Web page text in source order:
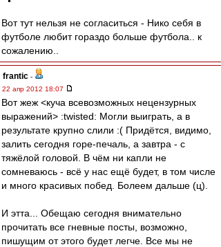
Вот тут нельзя не согласиться - Нико себя в
футболе любит гораздо больше футбола.. к
сожалению..
frantic -
22 апр 2012 18:07
Вот жеж <куча всевозможных нецензурных
выражений> :twisted: Могли выиграть, а в
результате крупно слили :( Придётся, видимо,
залить сегодня горе-печаль, а завтра - с
тяжёлой головой. В чём ни капли не
сомневаюсь - всё у нас ещё будет, в том числе
и много красивых побед. Болеем дальше (ц).
И этта... Обещаю сегодня внимательно
прочитать все гневные посты, возможно,
пишущим от этого будет легче. Все мы не